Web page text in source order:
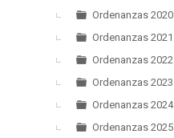
Ordenanzas 2020
Ordenanzas 2021
Ordenanzas 2022
Ordenanzas 2023
Ordenanzas 2024
Ordenanzas 2025